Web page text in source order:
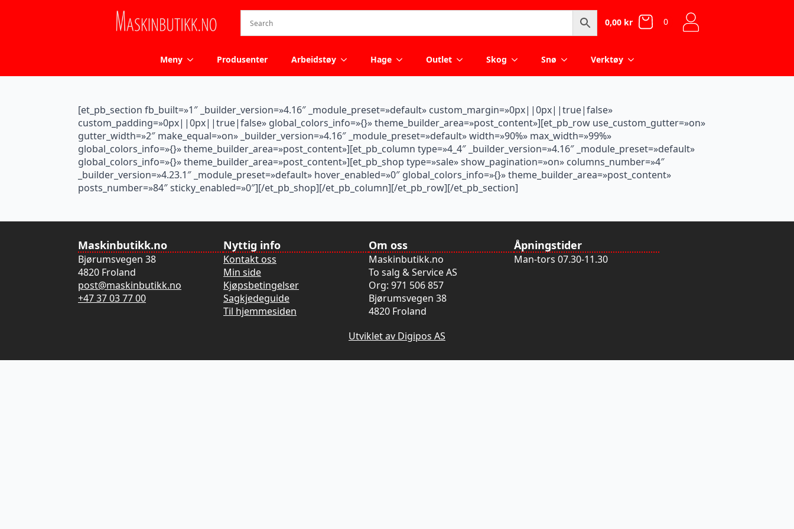
0,00 kr 0
Meny Produsenter Arbeidstøy Hage Outlet Skog Snø Verktøy
[et_pb_section fb_built=»1″ _builder_version=»4.16″ _module_preset=»default» custom_margin=»0px||0px||true|false»
custom_padding=»0px||0px||true|false» global_colors_info=»{}» theme_builder_area=»post_content»][et_pb_row use_custom_gutter=»on»
gutter_width=»2″ make_equal=»on» _builder_version=»4.16″ _module_preset=»default» width=»90%» max_width=»99%»
global_colors_info=»{}» theme_builder_area=»post_content»][et_pb_column type=»4_4″ _builder_version=»4.16″ _module_preset=»default»
global_colors_info=»{}» theme_builder_area=»post_content»][et_pb_shop type=»sale» show_pagination=»on» columns_number=»4″
_builder_version=»4.23.1″ _module_preset=»default» hover_enabled=»0″ global_colors_info=»{}» theme_builder_area=»post_content»
posts_number=»84″ sticky_enabled=»0″][/et_pb_shop][/et_pb_column][/et_pb_row][/et_pb_section]
Maskinbutikk.no
Bjørumsvegen 38
4820 Froland
post@maskinbutikk.no
+47 37 03 77 00
Nyttig info
Kontakt oss
Min side
Kjøpsbetingelser
Sagkjedeguide
Til hjemmesiden
Om oss
Maskinbutikk.no
To salg & Service AS
Org: 971 506 857
Bjørumsvegen 38
4820 Froland
Åpningstider
Man-tors 07.30-11.30
Utviklet av Digipos AS